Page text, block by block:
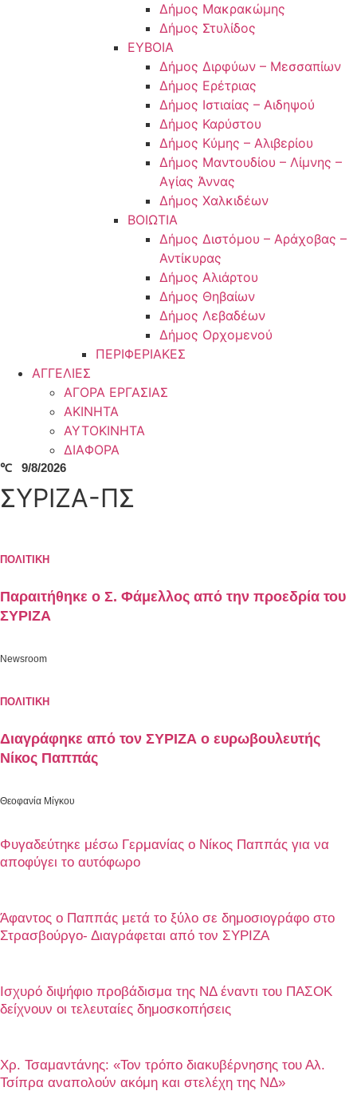
Δήμος Μακρακώμης
Δήμος Στυλίδος
ΕΥΒΟΙΑ
Δήμος Διρφύων – Μεσσαπίων
Δήμος Ερέτριας
Δήμος Ιστιαίας – Αιδηψού
Δήμος Καρύστου
Δήμος Κύμης – Αλιβερίου
Δήμος Μαντουδίου – Λίμνης –
Αγίας Άννας
Δήμος Χαλκιδέων
ΒΟΙΩΤΙΑ
Δήμος Διστόμου – Αράχοβας –
Αντίκυρας
Δήμος Αλιάρτου
Δήμος Θηβαίων
Δήμος Λεβαδέων
Δήμος Ορχομενού
ΠΕΡΙΦΕΡΙΑΚΕΣ
ΑΓΓΕΛΙΕΣ
ΑΓΟΡΑ ΕΡΓΑΣΙΑΣ
ΑΚΙΝΗΤΑ
ΑΥΤΟΚΙΝΗΤΑ
ΔΙΑΦΟΡΑ
℃ 9/8/2026
ΣΥΡΙΖΑ-ΠΣ
ΠΟΛΙΤΙΚΗ
Παραιτήθηκε ο Σ. Φάμελλος από την προεδρία του
ΣΥΡΙΖΑ
Newsroom
ΠΟΛΙΤΙΚΗ
Διαγράφηκε από τον ΣΥΡΙΖΑ ο ευρωβουλευτής
Νίκος Παππάς
Θεοφανία Μίγκου
Φυγαδεύτηκε μέσω Γερμανίας ο Νίκος Παππάς για να
αποφύγει το αυτόφωρο
Άφαντος ο Παππάς μετά το ξύλο σε δημοσιογράφο στο
Στρασβούργο- Διαγράφεται από τον ΣΥΡΙΖΑ
Ισχυρό διψήφιο προβάδισμα της ΝΔ έναντι του ΠΑΣΟΚ
δείχνουν οι τελευταίες δημοσκοπήσεις
Χρ. Τσαμαντάνης: «Τον τρόπο διακυβέρνησης του Αλ.
Τσίπρα αναπολούν ακόμη και στελέχη της ΝΔ»